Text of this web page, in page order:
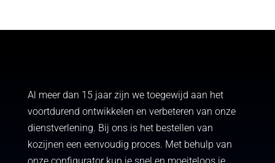
Al meer dan 15 jaar zijn we toegewijd aan het
voortdurend ontwikkelen en verbeteren van onze
dienstverlening. Bij ons is het bestellen van
kozijnen een eenvoudig proces. Met behulp van